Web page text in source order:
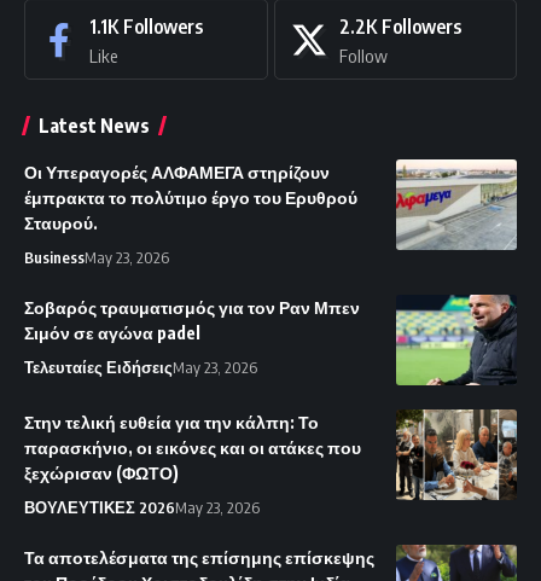
1.1K Followers
Like
2.2K Followers
Follow
Latest News
Οι Υπεραγορές ΑΛΦΑΜΕΓΑ στηρίζουν
έμπρακτα το πολύτιμο έργο του Ερυθρού
Σταυρού.
BusinessMay 23, 2026
Σοβαρός τραυματισμός για τον Ραν Μπεν
Σιμόν σε αγώνα padel
Τελευταίες ΕιδήσειςMay 23, 2026
Στην τελική ευθεία για την κάλπη: Το
παρασκήνιο, οι εικόνες και οι ατάκες που
ξεχώρισαν (ΦΩΤΟ)
ΒΟΥΛΕΥΤΙΚΕΣ 2026May 23, 2026
Τα αποτελέσματα της επίσημης επίσκεψης